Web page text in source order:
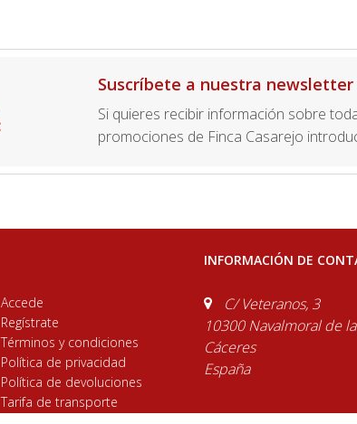
Suscríbete a nuestra newsletter
Si quieres recibir información sobre
promociones de Finca Casarejo
Accede
Regístrate
Términos y condiciones
Política de privacidad
Política de devoluciones
Tarifa de transporte
INFORMACIÓN DE
C/ Veteranos, 3
10300 Navalmoral de
Cáceres
España